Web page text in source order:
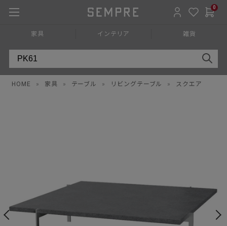
0
家具 インテリア 雑貨
HOME » 家具 » テーブル » リビングテーブル » スクエア